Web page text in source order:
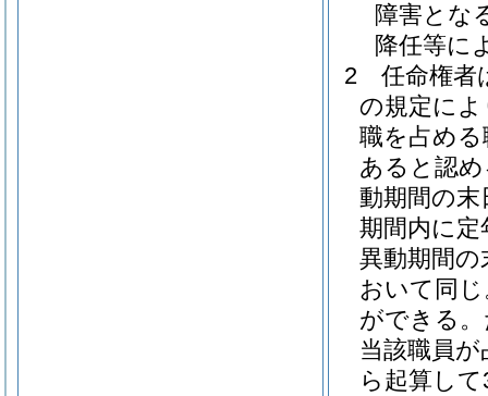
障害とな
降任等に
2
任命権者
の規定に
職を占め
あると認
動期間の
期間内に
異動期間
おいて同じ
ができる。
当該職員
ら起算し